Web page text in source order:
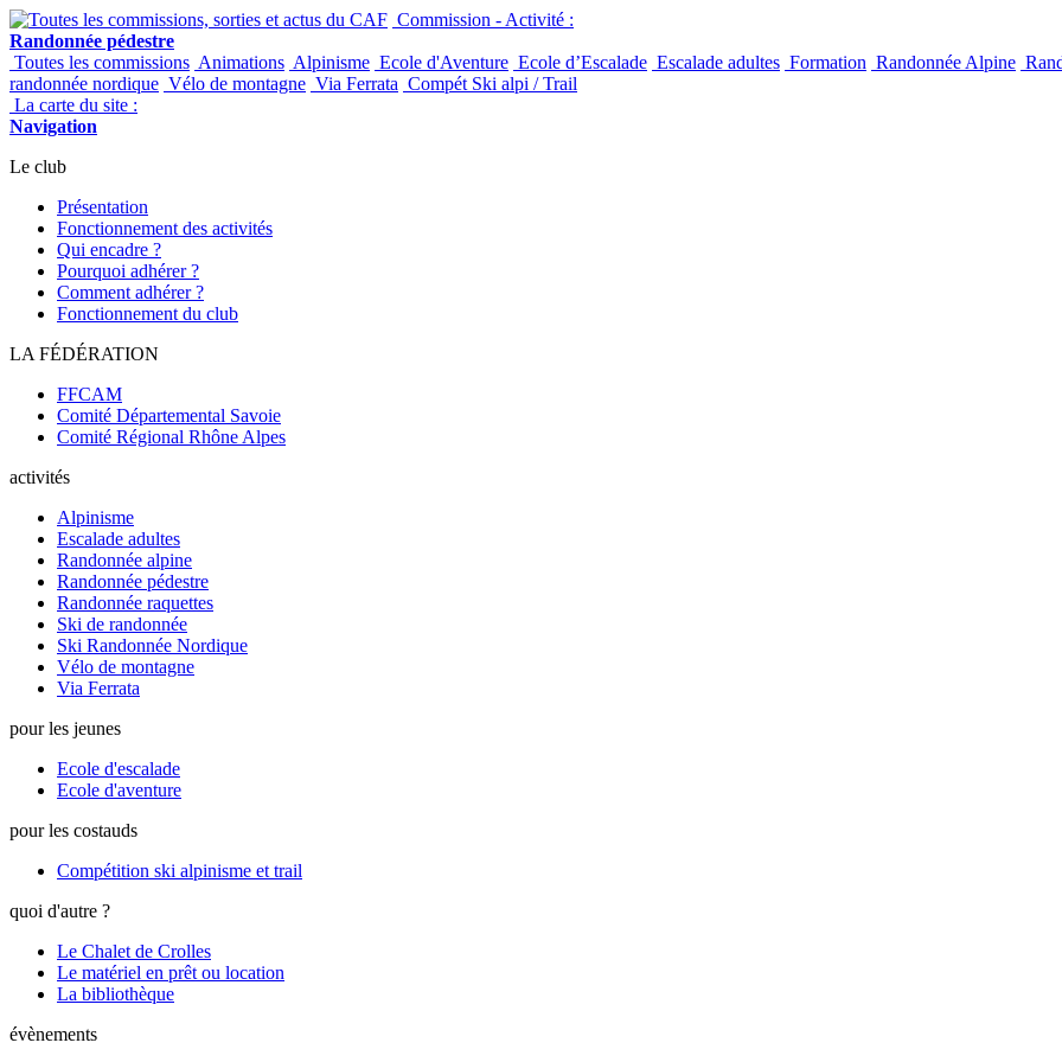
Commission - Activité :
Randonnée pédestre
Toutes les commissions Animations Alpinisme Ecole d'Aventure Ecole d’Escalade Escalade adultes Formation Randonnée Alpine
randonnée nordique Vélo de montagne Via Ferrata Compét Ski alpi / Trail
La carte du site :
Navigation
Le club
Présentation
Fonctionnement des activités
Qui encadre ?
Pourquoi adhérer ?
Comment adhérer ?
Fonctionnement du club
LA FÉDÉRATION
FFCAM
Comité Départemental Savoie
Comité Régional Rhône Alpes
activités
Alpinisme
Escalade adultes
Randonnée alpine
Randonnée pédestre
Randonnée raquettes
Ski de randonnée
Ski Randonnée Nordique
Vélo de montagne
Via Ferrata
pour les jeunes
Ecole d'escalade
Ecole d'aventure
pour les costauds
Compétition ski alpinisme et trail
quoi d'autre ?
Le Chalet de Crolles
Le matériel en prêt ou location
La bibliothèque
évènements